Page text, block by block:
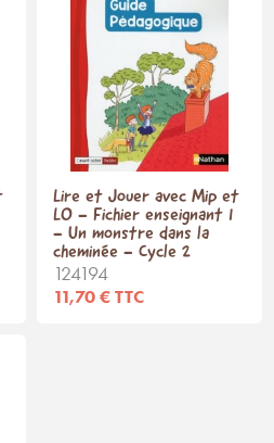
Lire et Jouer avec Mip et
LO - Fichier enseignant 1
- Un monstre dans la
cheminée - Cycle 2
124194
11,70 € TTC